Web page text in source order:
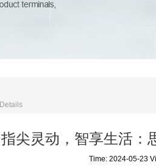
Details
指尖灵动，智享生活：
Time: 2024-05-23